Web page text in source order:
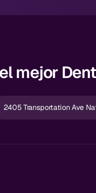
mejor
2405 Transportation Ave